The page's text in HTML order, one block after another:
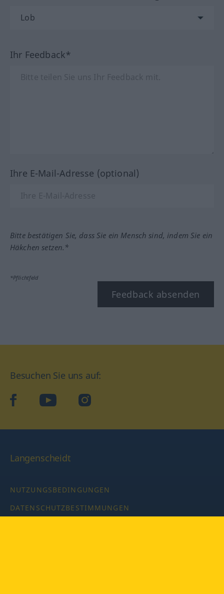
Ihr Feedback*
Ihre E-Mail-Adresse (optional)
Bitte bestätigen Sie, dass Sie ein Mensch sind, indem Sie ein
Häkchen setzen.*
*Pflichtfeld
Feedback absenden
Besuchen Sie uns auf:
facebookYouTube Instagram
Langenscheidt
NUTZUNGSBEDINGUNGEN
DATENSCHUTZBESTIMMUNGEN